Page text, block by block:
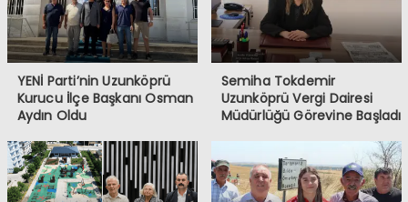
YENİ Parti’nin Uzunköprü
Kurucu İlçe Başkanı Osman
Aydın Oldu
Semiha Tokdemir
Uzunköprü Vergi Dairesi
Müdürlüğü Görevine Başladı